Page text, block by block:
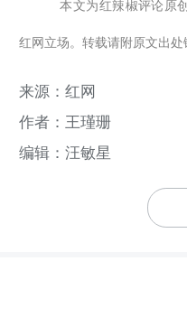
本文为红辣椒评论原
红网立场。转载请附原文出处
来源：红网
作者：王瑾珊
编辑：汪敏星